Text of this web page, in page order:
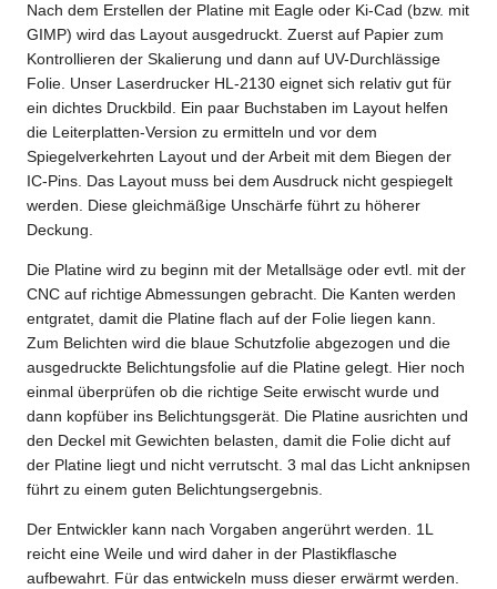
Nach dem Erstellen der Platine mit Eagle oder Ki-Cad (bzw. mit
GIMP) wird das Layout ausgedruckt. Zuerst auf Papier zum
Kontrollieren der Skalierung und dann auf UV-Durchlässige
Folie. Unser Laserdrucker HL-2130 eignet sich relativ gut für
ein dichtes Druckbild. Ein paar Buchstaben im Layout helfen
die Leiterplatten-Version zu ermitteln und vor dem
Spiegelverkehrten Layout und der Arbeit mit dem Biegen der
IC-Pins. Das Layout muss bei dem Ausdruck nicht gespiegelt
werden. Diese gleichmäßige Unschärfe führt zu höherer
Deckung.
Die Platine wird zu beginn mit der Metallsäge oder evtl. mit der
CNC auf richtige Abmessungen gebracht. Die Kanten werden
entgratet, damit die Platine flach auf der Folie liegen kann.
Zum Belichten wird die blaue Schutzfolie abgezogen und die
ausgedruckte Belichtungsfolie auf die Platine gelegt. Hier noch
einmal überprüfen ob die richtige Seite erwischt wurde und
dann kopfüber ins Belichtungsgerät. Die Platine ausrichten und
den Deckel mit Gewichten belasten, damit die Folie dicht auf
der Platine liegt und nicht verrutscht. 3 mal das Licht anknipsen
führt zu einem guten Belichtungsergebnis.
Der Entwickler kann nach Vorgaben angerührt werden. 1L
reicht eine Weile und wird daher in der Plastikflasche
aufbewahrt. Für das entwickeln muss dieser erwärmt werden.